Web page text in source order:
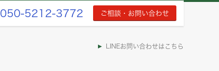
050-5212-3772 ご相談・お問い合わせ
LINEお問い合わせはこちら